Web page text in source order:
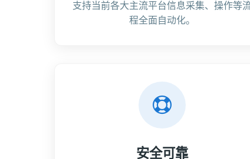
支持当前各大主流平台信息采集、操作等
程全面自动化。
安全可靠